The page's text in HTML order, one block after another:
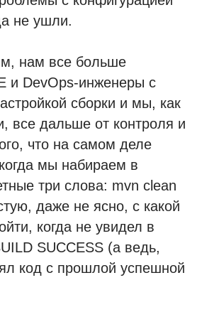
не ушли.
нам все больше
и DevOps-инженеры с
сборки и мы, как
все дальше от контроля и
что на самом деле
мы набираем в
три слова: mvn clean
даже не ясно, с какой
когда не увидел в
SUCCESS (а ведь,
код с прошлой успешной